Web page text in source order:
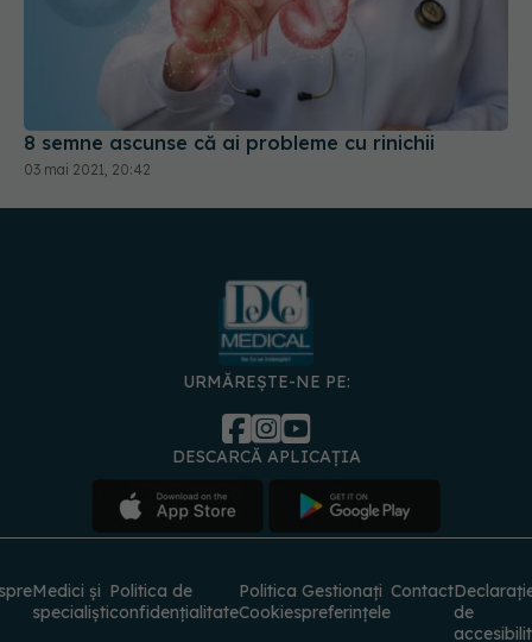
8 semne ascunse că ai probleme cu rinichii
03 mai 2021, 20:42
URMĂREȘTE-NE PE:
DESCARCĂ APLICAȚIA
Medici și
specialiști
Politica de
confidențialitate
Politica
Cookies
Gestionați
preferințele
Contact
de